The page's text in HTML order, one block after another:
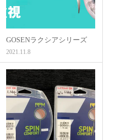
GOSENラクシアシリーズ
2021.11.8